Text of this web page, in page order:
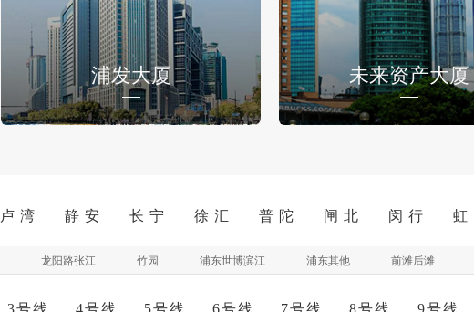
浦发大厦 未来资产大厦
卢 湾 静 安 长 宁 徐 汇 普 陀 闸 北 闵 行 虹
龙阳路张江 竹园 浦东世博滨江 浦东其他 前滩后滩
3号线 4号线 5号线 6号线 7号线 8号线 9号线